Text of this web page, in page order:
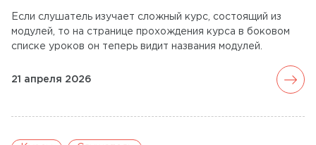
Если слушатель изучает сложный курс, состоящий из
модулей, то на странице прохождения курса в боковом
списке уроков он теперь видит названия модулей.
21 апреля 2026 arrow_forward